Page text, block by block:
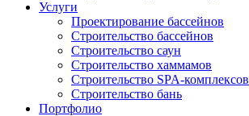
Услуги
Проектирование бассейнов
Строительство бассейнов
Строительство саун
Строительство хаммамов
Строительство SPA-комплексов
Строительство бань
Портфолио